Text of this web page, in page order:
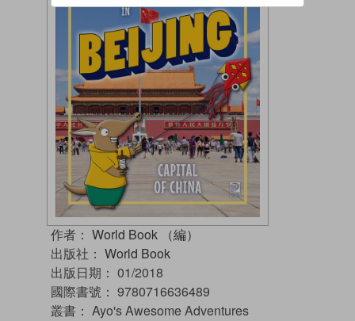
作者： World Book （編）
出版社： World Book
出版日期： 01/2018
國際書號： 9780716636489
叢書： Ayo's Awesome Adventures